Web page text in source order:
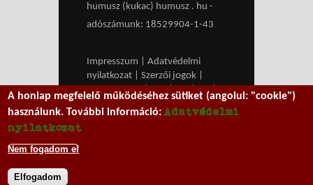
humusz (kukac) humusz . hu -
adószámunk: 18529904-1-43
Impresszum
Adatvédelmi
nyilatkozat
Szerzői jogok
Médiaajánlat
RSS HU| EN
A honlap megfelelő működéséhez sütiket (angolul: "cookie")
használunk. További információ:Adatvédelmi
nyilatkozat
Nem fogadom el
Elfogadom